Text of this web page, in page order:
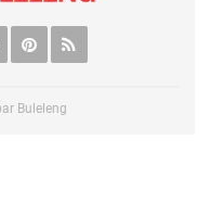
Buleleng